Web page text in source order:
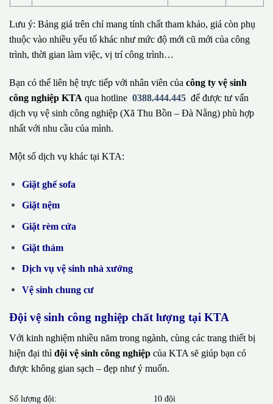
Lưu ý: Bảng giá trên chỉ mang tính chất tham khảo, giá còn phụ
thuộc vào nhiều yếu tố khác như mức độ mới cũ mới của công
trình, thời gian làm việc, vị trí công trình…
Bạn có thể liên hệ trực tiếp với nhân viên của công ty vệ sinh
công nghiệp KTA qua hotline 0388.444.445 để được tư vấn
dịch vụ vệ sinh công nghiệp (Xã Thu Bồn – Đà Nẵng) phù hợp
nhất với nhu cầu của mình.
Một số dịch vụ khác tại KTA:
Giặt ghế sofa
Giặt nệm
Giặt rèm cửa
Giặt thảm
Dịch vụ vệ sinh nhà xưởng
Vệ sinh chung cư
Đội vệ sinh công nghiệp chất lượng tại KTA
Với kinh nghiệm nhiều năm trong ngành, cùng các trang thiết bị
hiện đại thì đội vệ sinh công nghiệp của KTA sẽ giúp bạn có
được không gian sạch – đẹp như ý muốn.
Số lượng đội: 10 đội